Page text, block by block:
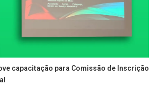
capacitação para Comissão de Inscrição